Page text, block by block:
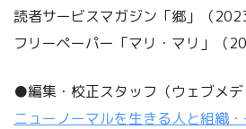
読者サービスマガジン「郷」（
フリーペーパー「マリ・マリ」（
●編集・校正スタッフ（ウェブメデ
ニューノーマルを生きる人と組織